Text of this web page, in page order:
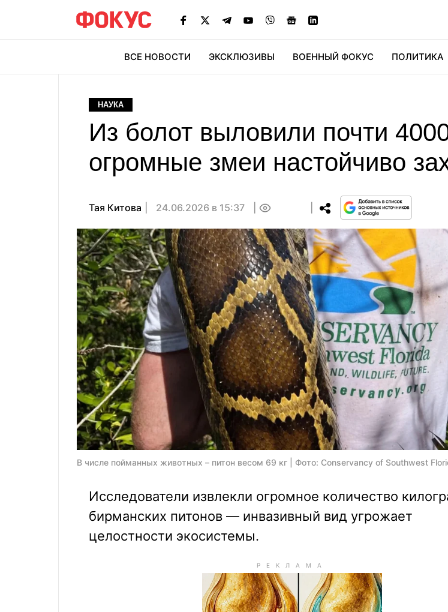
ВСЕ НОВОСТИ ЭКСКЛЮЗИВЫ ВОЕННЫЙ ФОКУС ПОЛИТИКА
НАУКА
Из болот выловили почти 4000
огромные змеи настойчиво
Тая Китова 24.06.2026 в 15:37
В числе пойманных животных – питон весом 69 кг | Фото: Conservancy of Southwest
Исследователи извлекли огромное количество
бирманских питонов — инвазивный вид угрожает
целостности экосистемы.